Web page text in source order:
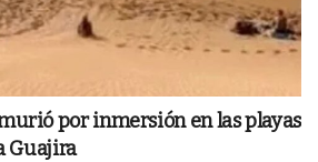
por inmersión en las playas
Guajira